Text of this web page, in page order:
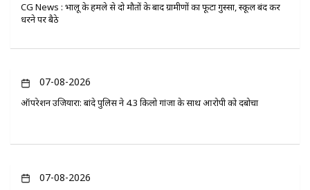
CG News : भालू के हमले से दो मौतों के बाद ग्रामीणों का फूटा गुस्सा, स्कूल बंद कर
धरने पर बैठे
07-08-2026
ऑपरेशन उजियारा: बांदे पुलिस ने 4.3 किलो गांजा के साथ आरोपी को दबोचा
07-08-2026